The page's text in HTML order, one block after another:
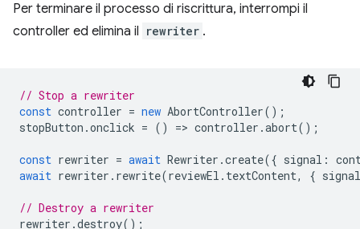
Per terminare il processo di riscrittura, interrompi il
controller ed elimina il rewriter .
// Stop a rewriter
const controller = new AbortController();
stopButton .onclick = () => controller .abort();
const rewriter = await Rewriter .create({ signal :
await rewriter . rewrite(reviewEl . textContent, { signal
// Destroy a rewriter
rewriter .destroy();